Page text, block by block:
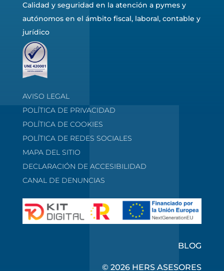
Calidad y seguridad en la atención a pymes y
autónomos en el ámbito fiscal, laboral, contable y
jurídico
AVISO LEGAL
POLÍTICA DE PRIVACIDAD
POLÍTICA DE COOKIES
POLÍTICA DE REDES SOCIALES
MAPA DEL SITIO
DECLARACIÓN DE ACCESIBILIDAD
CANAL DE DENUNCIAS
BLOG
© 2026 HERS ASESORES